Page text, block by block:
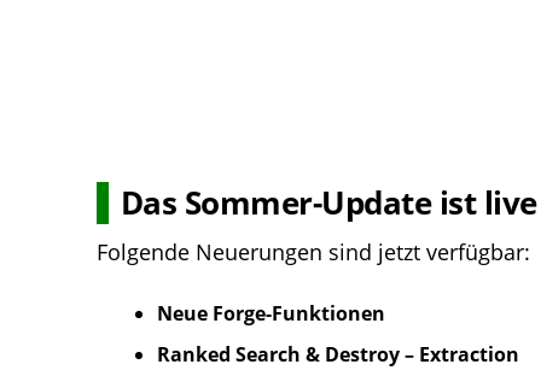
Das Sommer-Update ist live
Folgende Neuerungen sind jetzt verfügbar:
Neue Forge-Funktionen
Ranked Search & Destroy – Extraction